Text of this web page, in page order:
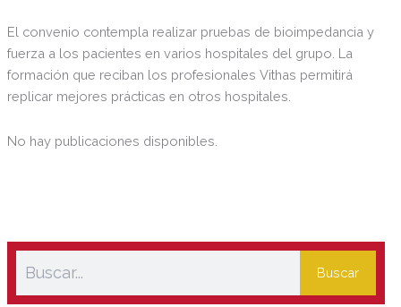
El convenio contempla realizar pruebas de bioimpedancia y
fuerza a los pacientes en varios hospitales del grupo. La
formación que reciban los profesionales Vithas permitirá
replicar mejores prácticas en otros hospitales.
No hay publicaciones disponibles.
Buscar